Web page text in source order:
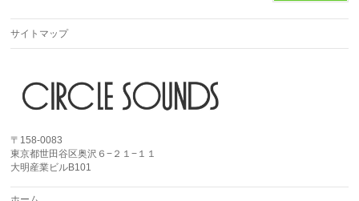
サイトマップ
〒158-0083
東京都世田谷区奥沢６−２１−１１
大明産業ビルB101